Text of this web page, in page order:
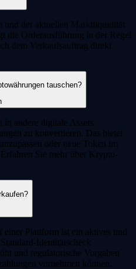
und der aktuellen Marktliquidität
die Orderausführung in der Regel
dem Verkaufsauftrag direkt
tauschen?
in andere digitale Assets
zu konvertieren. Das bietet
oder neue Token im
Sie mehr über Krypto-
einer Plattform ist ein aktives und
Identitätscheck
und regulatorische Vorgaben
vornehmen können.